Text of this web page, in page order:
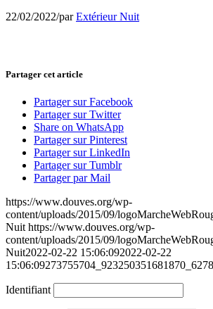
22/02/2022/parExtérieur Nuit
Partager cet article
Partager sur Facebook
Partager sur Twitter
Share on WhatsApp
Partager sur Pinterest
Partager sur LinkedIn
Partager sur Tumblr
Partager par Mail
https://www.douves.org/wp-
content/uploads/2015/09/
Nuit https://www.douves.org/wp-
content/uploads/2015/09/
Nuit2022-02-22 15:06:092022-02-22
15:06:09
Identifiant